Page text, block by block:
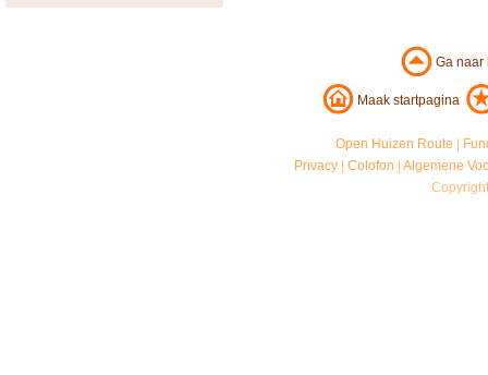
Ga
Maak startpagina
Open Huizen Route
Privacy |Colofon |Algemene